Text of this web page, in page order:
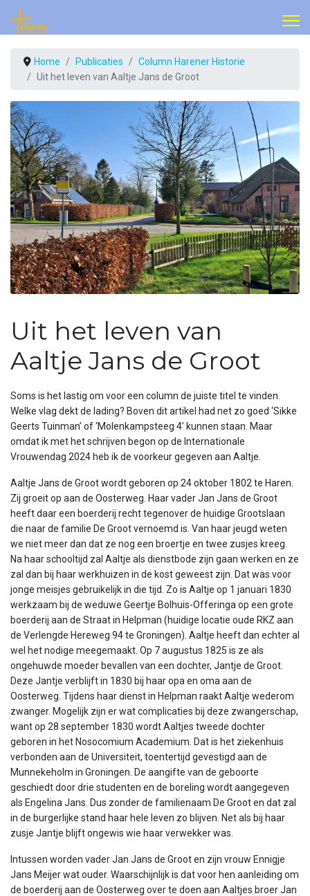
Home Publicaties
Column Harener Historie
Uit het leven van Aaltje Jans de Groot
Uit het leven van
Aaltje Jans de Groot
Soms is het lastig om voor een column de juiste titel te vinden.
Welke vlag dekt de lading? Boven dit artikel had net zo goed ‘Sikke
Geerts Tuinman’ of ‘Molenkampsteeg 4’ kunnen staan. Maar
omdat ik met het schrijven begon op de Internationale
Vrouwendag 2024 heb ik de voorkeur gegeven aan Aaltje.
Aaltje Jans de Groot wordt geboren op 24 oktober 1802 te Haren.
Zij groeit op aan de Oosterweg. Haar vader Jan Jans de Groot
heeft daar een boerderij recht tegenover de huidige Grootslaan
die naar de familie De Groot vernoemd is. Van haar jeugd weten
we niet meer dan dat ze nog een broertje en twee zusjes kreeg.
Na haar schooltijd zal Aaltje als dienstbode zijn gaan werken en ze
zal dan bij haar werkhuizen in de kost geweest zijn. Dat was voor
jonge meisjes gebruikelijk in die tijd. Zo is Aaltje op 1 januari 1830
werkzaam bij de weduwe Geertje Bolhuis-Offeringa op een grote
boerderij aan de Straat in Helpman (huidige locatie oude RKZ aan
de Verlengde Hereweg 94 te Groningen). Aaltje heeft dan echter al
wel het nodige meegemaakt. Op 7 augustus 1825 is ze als
ongehuwde moeder bevallen van een dochter, Jantje de Groot.
Deze Jantje verblijft in 1830 bij haar opa en oma aan de
Oosterweg. Tijdens haar dienst in Helpman raakt Aaltje wederom
zwanger. Mogelijk zijn er wat complicaties bij deze zwangerschap,
want op 28 september 1830 wordt Aaltjes tweede dochter
geboren in het Nosocomium Academium. Dat is het ziekenhuis
verbonden aan de Universiteit, toentertijd gevestigd aan de
Munnekeholm in Groningen. De aangifte van de geboorte
geschiedt door drie studenten en de boreling wordt aangegeven
als Engelina Jans. Dus zonder de familienaam De Groot en dat zal
in de burgerlijke stand haar hele leven zo blijven. Net als bij haar
zusje Jantje blijft ongewis wie haar verwekker was.
Intussen worden vader Jan Jans de Groot en zijn vrouw Ennigje
Jans Meijer wat ouder. Waarschijnlijk is dat voor hen aanleiding om
de boerderij aan de Oosterweg over te doen aan Aaltjes broer Jan